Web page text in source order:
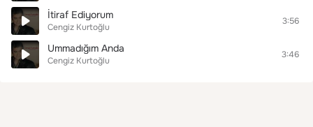
İtiraf Ediyorum
Cengiz Kurtoğlu
3:56
Ummadığım Anda
Cengiz Kurtoğlu
3:46